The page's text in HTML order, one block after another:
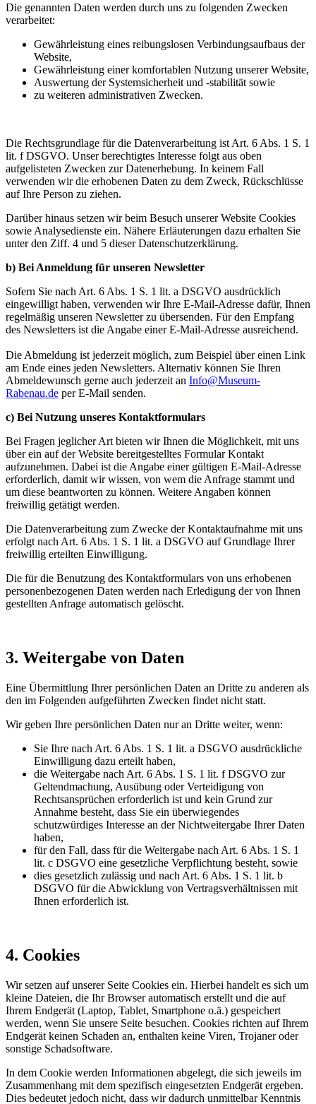
Die genannten Daten werden durch uns zu folgenden Zwecken
verarbeitet:
Gewährleistung eines reibungslosen Verbindungsaufbaus der
Website,
Gewährleistung einer komfortablen Nutzung unserer Website,
Auswertung der Systemsicherheit und -stabilität sowie
zu weiteren administrativen Zwecken.
Die Rechtsgrundlage für die Datenverarbeitung ist Art. 6 Abs. 1 S. 1
lit. f DSGVO. Unser berechtigtes Interesse folgt aus oben
aufgelisteten Zwecken zur Datenerhebung. In keinem Fall
verwenden wir die erhobenen Daten zu dem Zweck, Rückschlüsse
auf Ihre Person zu ziehen.
Darüber hinaus setzen wir beim Besuch unserer Website Cookies
sowie Analysedienste ein. Nähere Erläuterungen dazu erhalten Sie
unter den Ziff. 4 und 5 dieser Datenschutzerklärung.
b) Bei Anmeldung für unseren Newsletter
Sofern Sie nach Art. 6 Abs. 1 S. 1 lit. a DSGVO ausdrücklich
eingewilligt haben, verwenden wir Ihre E-Mail-Adresse dafür, Ihnen
regelmäßig unseren Newsletter zu übersenden. Für den Empfang
des Newsletters ist die Angabe einer E-Mail-Adresse ausreichend.
Die Abmeldung ist jederzeit möglich, zum Beispiel über einen Link
am Ende eines jeden Newsletters. Alternativ können Sie Ihren
Abmeldewunsch gerne auch jederzeit an Info@Museum-
Rabenau.de per E-Mail senden.
c) Bei Nutzung unseres Kontaktformulars
Bei Fragen jeglicher Art bieten wir Ihnen die Möglichkeit, mit uns
über ein auf der Website bereitgestelltes Formular Kontakt
aufzunehmen. Dabei ist die Angabe einer gültigen E-Mail-Adresse
erforderlich, damit wir wissen, von wem die Anfrage stammt und
um diese beantworten zu können. Weitere Angaben können
freiwillig getätigt werden.
Die Datenverarbeitung zum Zwecke der Kontaktaufnahme mit uns
erfolgt nach Art. 6 Abs. 1 S. 1 lit. a DSGVO auf Grundlage Ihrer
freiwillig erteilten Einwilligung.
Die für die Benutzung des Kontaktformulars von uns erhobenen
personenbezogenen Daten werden nach Erledigung der von Ihnen
gestellten Anfrage automatisch gelöscht.
3. Weitergabe von Daten
Eine Übermittlung Ihrer persönlichen Daten an Dritte zu anderen als
den im Folgenden aufgeführten Zwecken findet nicht statt.
Wir geben Ihre persönlichen Daten nur an Dritte weiter, wenn:
Sie Ihre nach Art. 6 Abs. 1 S. 1 lit. a DSGVO ausdrückliche
Einwilligung dazu erteilt haben,
die Weitergabe nach Art. 6 Abs. 1 S. 1 lit. f DSGVO zur
Geltendmachung, Ausübung oder Verteidigung von
Rechtsansprüchen erforderlich ist und kein Grund zur
Annahme besteht, dass Sie ein überwiegendes
schutzwürdiges Interesse an der Nichtweitergabe Ihrer Daten
haben,
für den Fall, dass für die Weitergabe nach Art. 6 Abs. 1 S. 1
lit. c DSGVO eine gesetzliche Verpflichtung besteht, sowie
dies gesetzlich zulässig und nach Art. 6 Abs. 1 S. 1 lit. b
DSGVO für die Abwicklung von Vertragsverhältnissen mit
Ihnen erforderlich ist.
4. Cookies
Wir setzen auf unserer Seite Cookies ein. Hierbei handelt es sich um
kleine Dateien, die Ihr Browser automatisch erstellt und die auf
Ihrem Endgerät (Laptop, Tablet, Smartphone o.ä.) gespeichert
werden, wenn Sie unsere Seite besuchen. Cookies richten auf Ihrem
Endgerät keinen Schaden an, enthalten keine Viren, Trojaner oder
sonstige Schadsoftware.
In dem Cookie werden Informationen abgelegt, die sich jeweils im
Zusammenhang mit dem spezifisch eingesetzten Endgerät ergeben.
Dies bedeutet jedoch nicht, dass wir dadurch unmittelbar Kenntnis